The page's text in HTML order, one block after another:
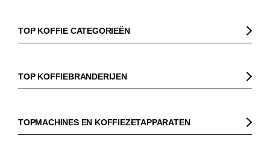
TOP KOFFIE CATEGORIEËN
Koffiebonen
Biologische koffie
Cafeïnevrije koffie
TOP KOFFIEBRANDERIJEN
Dinzler
Elbgold
TOPMACHINES EN KOFFIEZETAPPARATEN